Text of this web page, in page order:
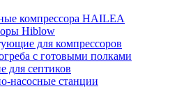
компрессора HAILEA
Hiblow
для компрессоров
с готовыми полками
для септиков
насосные станции